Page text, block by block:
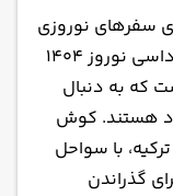
سفرهای نوروزی
نیز فرا می‌رسد. در این میان، تور کوش آداسی نوروز 1404
که به دنبال
هستند. کوش
با سواحل
گذراندن